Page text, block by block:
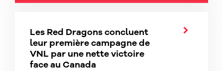
Les Red Dragons concluent
leur première campagne de
VNL par une nette victoire
face au Canada